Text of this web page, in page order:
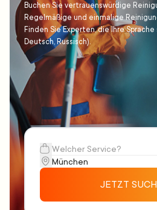
Buchen Sie vertrauenswürdige
Regelmäßige und einmalige
Finden Sie Experten, die Ihre
Deutsch, Russisch).
JETZT